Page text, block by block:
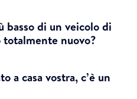
basso di un veicolo di
totalmente nuovo?
a casa vostra, c’è un